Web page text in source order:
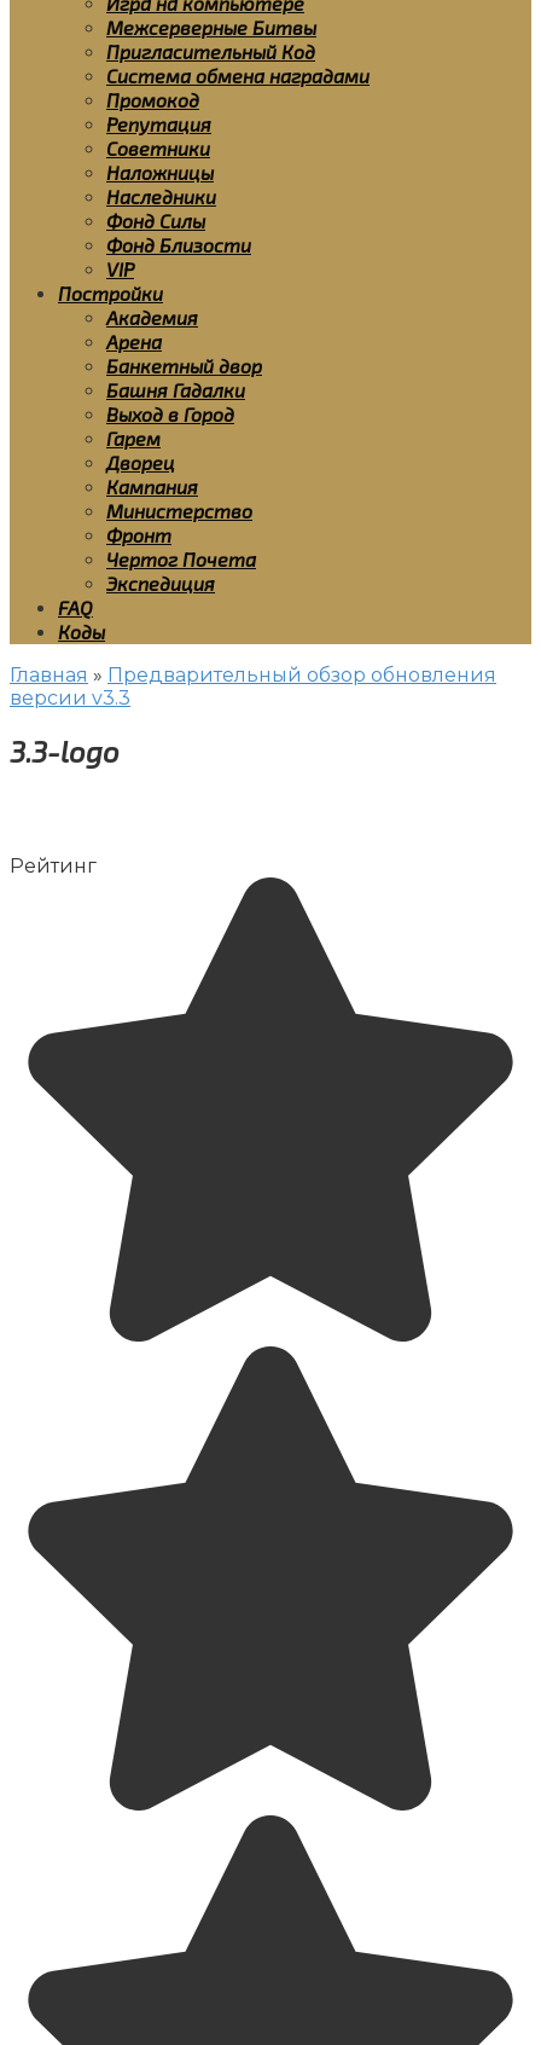
Межсерверные Битвы
Пригласительный Код
Система обмена наградами
Промокод
Репутация
Советники
Наложницы
Наследники
Фонд Силы
Фонд Близости
VIP
Постройки
Академия
Арена
Банкетный двор
Башня Гадалки
Выход в Город
Гарем
Дворец
Кампания
Министерство
Фронт
Чертог Почета
Экспедиция
FAQ
Коды
Главная » Предварительный обзор обновления
версии v3.3
3.3-logo
Рейтинг